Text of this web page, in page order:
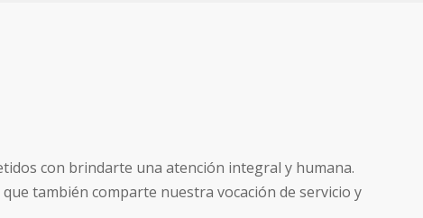
con brindarte una atención integral y humana.
también comparte nuestra vocación de servicio y